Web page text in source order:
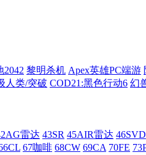
2042 黎明杀机 Apex英雄PC端游
人类/突破 COD21:黑色行动6 幻
雷达 43SR 45AIR雷达 46SVD
67咖啡 68CW 69CA 70FE